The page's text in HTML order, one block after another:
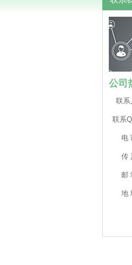
公司
联系
联系
电
传
邮
地